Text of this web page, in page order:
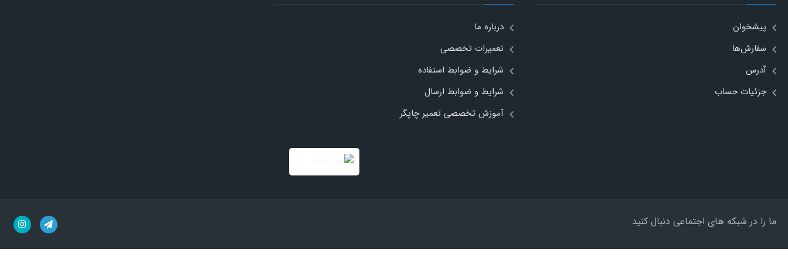
پیشخوان
سفارش‌ها
آدرس
جزئیات حساب
درباره ما
تعمیرات تخصصی
شرایط و ضوابط استفاده
شرایط و ضوابط ارسال
آموزش تخصصی تعمیر چاپگر
ما را در شبکه های اجتماعی دنبال کنید